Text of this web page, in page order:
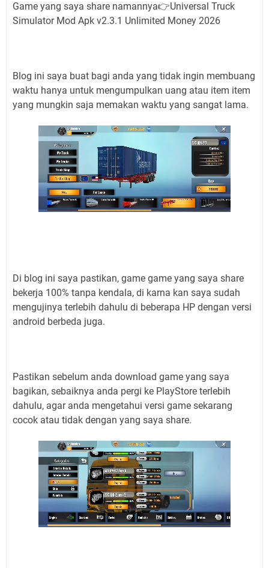
Game yang saya share namannya👉Universal Truck
Simulator Mod Apk v2.3.1 Unlimited Money 2026
Blog ini saya buat bagi anda yang tidak ingin membuang
waktu hanya untuk mengumpulkan uang atau item item
yang mungkin saja memakan waktu yang sangat lama.
Di blog ini saya pastikan, game game yang saya share
bekerja 100% tanpa kendala, di karna kan saya sudah
mengujinya terlebih dahulu di beberapa HP dengan versi
android berbeda juga.
Pastikan sebelum anda download game yang saya
bagikan, sebaiknya anda pergi ke PlayStore terlebih
dahulu, agar anda mengetahui versi game sekarang
cocok atau tidak dengan yang saya share.